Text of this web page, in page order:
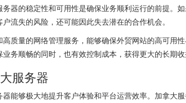
器的稳定性和可用性是确保业务顺利运行的前提。
流失的风险，还可能因此失去潜在的合作机会。
质量的网络管理服务，能够确保外贸网站的高可用
务顺畅的同时，也有效控制成本，获得更大的长期收
服务器
能够极大地提升客户体验和平台运营效率。加拿大